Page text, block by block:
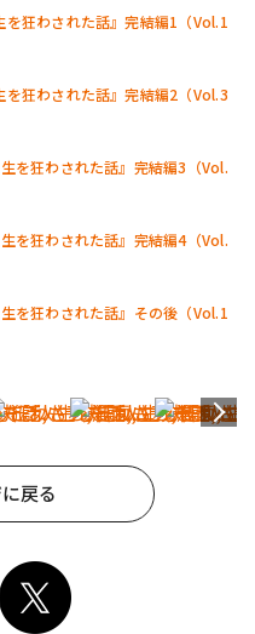
を狂わされた話』完結編1（Vol.1
を狂わされた話』完結編2（Vol.3
を狂わされた話』完結編3（Vol.
を狂わされた話』完結編4（Vol.
を狂わされた話』その後（Vol.1
戻る